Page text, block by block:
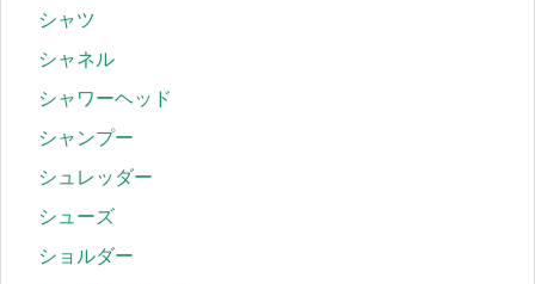
シャツ
シャネル
シャワーヘッド
シャンプー
シュレッダー
シューズ
ショルダー